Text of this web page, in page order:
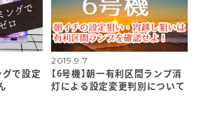
グで設定
2019.9.7
【6号機】朝一有利区間ランプ消
灯による設定変更判別について